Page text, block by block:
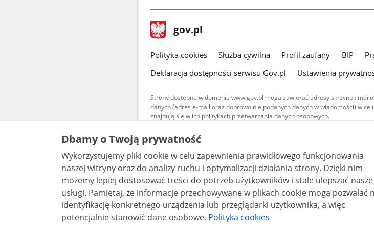
stopka
gov.pl Strona
gov.pl
gov.pl
Polityka cookies Służba cywilna Profil zaufany BIP
Deklaracja dostępności serwisu Gov.pl
Ustawienia
Strony dostępne w domenie www.gov.pl mogą zawierać adresy skrzynek
danych (adres e-mail oraz dobrowolnie podanych danych w wiadomości) w
znajdują się w ich politykach przetwarzania danych osobowych.
Treści tekstowe publikowane w serwisie (z wyłączeniem treści
udostępniane na licencji typu Creative Commons: uznanie
warunkach 4.0 (CC BY-SA 4.0). Materiały audiowizualne, w tym
są udostępniane na licencji typu Creative Commons: uznanie
bez utworów zależnych 4.0 (CC BY-NC-ND 4.0), o ile nie jest to
Dbamy o Twoją prywatność
Wykorzystujemy pliki cookie w celu zapewnienia prawidłowego funkcjonowania
naszej witryny oraz do analizy ruchu i optymalizacji działania strony. Dzięki nim
możemy lepiej dostosować treści do potrzeb użytkowników i stale ulepszać nasze
usługi. Pamiętaj, że informacje przechowywane w plikach cookie mogą pozwalać na
identyfikację konkretnego urządzenia lub przeglądarki użytkownika, a więc
potencjalnie stanowić dane osobowe. Polityka cookies